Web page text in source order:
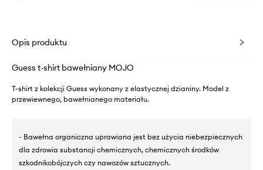
Opis produktu
Guess t-shirt bawełniany MOJO
T-shirt z kolekcji Guess wykonany z elastycznej dzianiny. Model z
przewiewnego, bawełnianego materiału.
- Bawełna organiczna uprawiana jest bez użycia niebezpiecznych
dla zdrowia substancji chemicznych, chemicznych środków
szkodnikobójczych czy nawozów sztucznych.